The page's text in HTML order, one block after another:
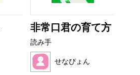
非常口君の育て方
読み手
せなぴょん